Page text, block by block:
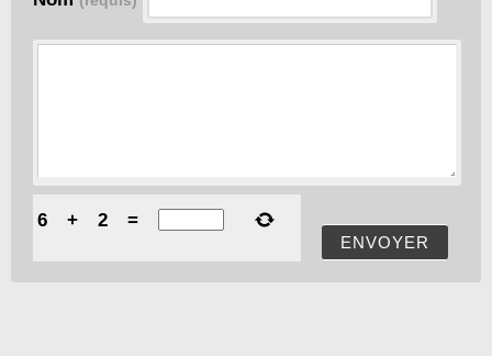
ENVOYER
6 + 2 =